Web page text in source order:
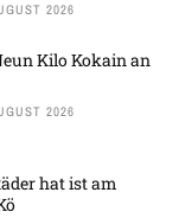
2026
Kilo Kokain an
2026
hat ist am